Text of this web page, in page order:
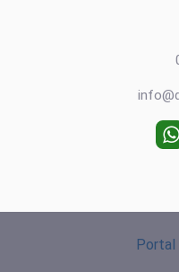
Portal